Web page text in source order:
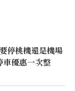
停桃機還是機場
車優惠一次整